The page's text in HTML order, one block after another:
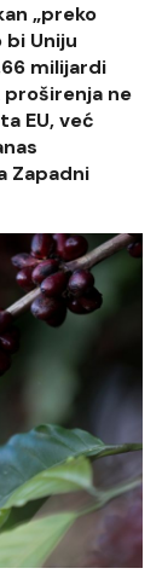
„preko
Uniju
milijardi
ne
EU, već
Zapadni